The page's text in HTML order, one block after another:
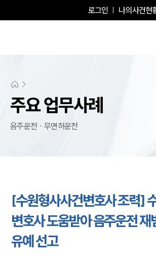
로그인 나의사건현
주요 업무사례
음주운전 · 무면허운전
[수원형사사건변호사 조력]
변호사 도움받아 음주운전 재
유예 선고